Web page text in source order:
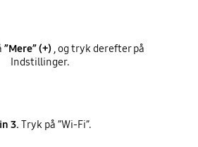
”Mere” (+) , og tryk derefter på
Indstillinger.
3. Tryk på ”Wi-Fi”.